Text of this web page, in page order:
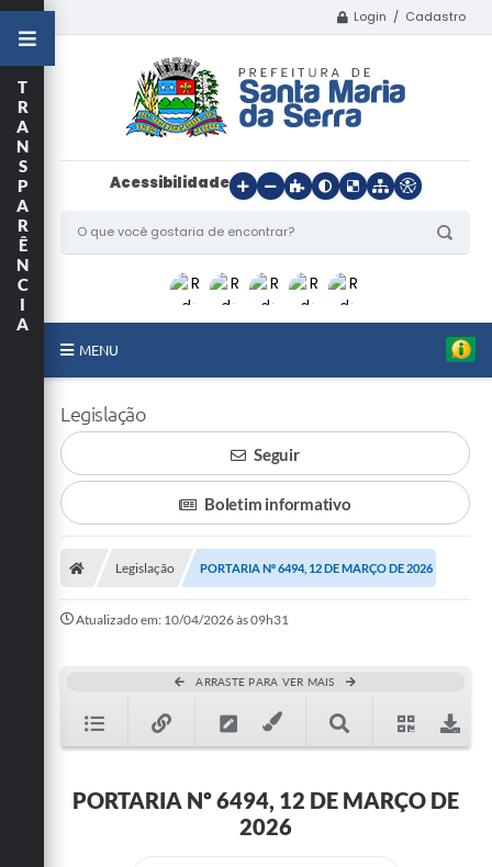
Login / Cadastro
Acessibilidade
MENU
O Município
Departamentos
Turismo
Cultura
Conselhos Municipais
Notícias
Emprega
T
R
A
N
S
P
A
R
Ê
N
C
I
A
Legislação
Seguir
Boletim informativo
Legislação PORTARIA Nº 6494, 12 DE MARÇO DE 2026
Atualizado em: 10/04/2026 às 09h31
ARRASTE PARA VER MAIS
PORTARIA Nº 6494, 12 DE MARÇO DE
2026